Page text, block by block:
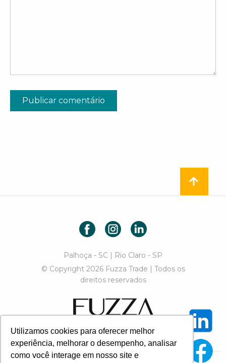
Utilizamos cookies para oferecer melhor
experiência, melhorar o desempenho, analisar
como você interage em nosso site e
Palhoça - SC | Rio Claro - SP
© Copyright 2026 Fuzza Trade | Todos os
direitos reservados
FacebookInstagram